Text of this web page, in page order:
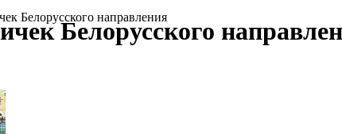
Белорусского направления
Белорусского